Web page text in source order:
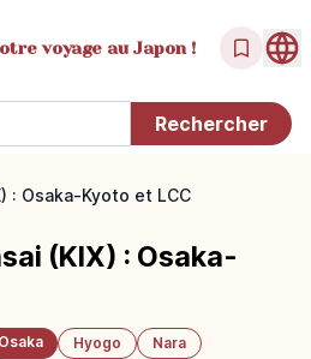
voyage au Japon !
: Osaka-Kyoto et LCC
(KIX) : Osaka-
Osaka Hyogo
Nara